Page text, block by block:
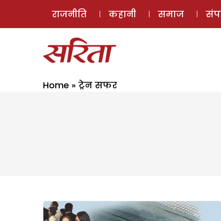
राजनीति कहानी समाज
Home » ट्रेन सफर